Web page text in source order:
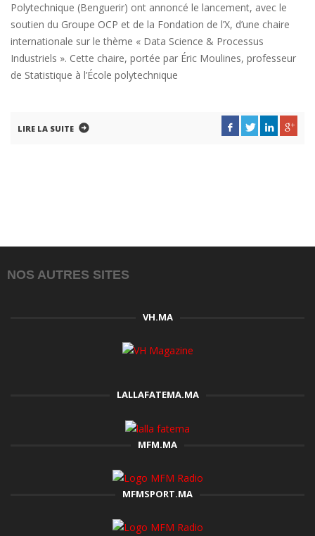
Polytechnique (Benguerir) ont annoncé le lancement, avec le
soutien du Groupe OCP et de la Fondation de l’X, d’une chaire
internationale sur le thème « Data Science & Processus
Industriels ». Cette chaire, portée par Éric Moulines, professeur
de Statistique à l’École polytechnique
LIRE LA SUITE
NOS AUTRES SITES
VH.MA
LALLAFATEMA.MA
MFM.MA
MFMSPORT.MA